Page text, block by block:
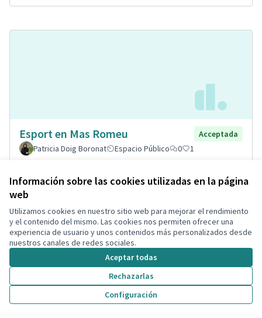
Información sobre las cookies utilizadas en la página
web
Utilizamos cookies en nuestro sitio web para mejorar el rendimiento
y el contenido del mismo. Las cookies nos permiten ofrecer una
experiencia de usuario y unos contenidos más personalizados desde
nuestros canales de redes sociales.
Aceptar todas
Rechazarlas
Configuración
Esport en Mas Romeu
Acceptada
Patricia Doig Boronat
Espacio Público 0 1
Implantación de puntos